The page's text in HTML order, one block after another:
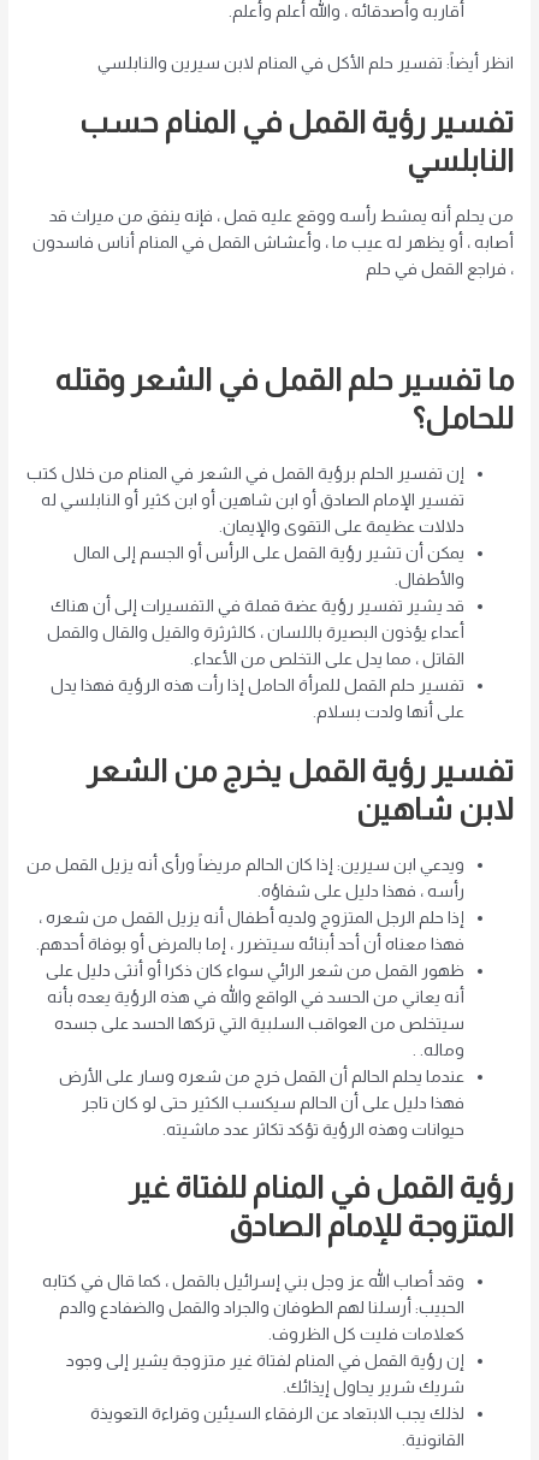
أقاربه وأصدقائه ، والله أعلم وأعلم.
انظر أيضاً: تفسير حلم الأكل في المنام لابن سيرين والنابلسي
تفسير رؤية القمل في المنام حسب
النابلسي
من يحلم أنه يمشط رأسه ووقع عليه قمل ، فإنه ينفق من ميراث قد
أصابه ، أو يظهر له عيب ما ، وأعشاش القمل في المنام أناس فاسدون
، فراجع القمل في حلم
ما تفسير حلم القمل في الشعر وقتله
للحامل؟
إن تفسير الحلم برؤية القمل في الشعر في المنام من خلال كتب
تفسير الإمام الصادق أو ابن شاهين أو ابن كثير أو النابلسي له
دلالات عظيمة على التقوى والإيمان.
يمكن أن تشير رؤية القمل على الرأس أو الجسم إلى المال
والأطفال.
قد يشير تفسير رؤية عضة قملة في التفسيرات إلى أن هناك
أعداء يؤذون البصيرة باللسان ، كالثرثرة والقيل والقال والقمل
القاتل ، مما يدل على التخلص من الأعداء.
تفسير حلم القمل للمرأة الحامل إذا رأت هذه الرؤية فهذا يدل
على أنها ولدت بسلام.
تفسير رؤية القمل يخرج من الشعر
لابن شاهين
ويدعي ابن سيرين: إذا كان الحالم مريضاً ورأى أنه يزيل القمل من
رأسه ، فهذا دليل على شفاؤه.
إذا حلم الرجل المتزوج ولديه أطفال أنه يزيل القمل من شعره ،
فهذا معناه أن أحد أبنائه سيتضرر ، إما بالمرض أو بوفاة أحدهم.
ظهور القمل من شعر الرائي سواء كان ذكرا أو أنثى دليل على
أنه يعاني من الحسد في الواقع والله في هذه الرؤية يعده بأنه
سيتخلص من العواقب السلبية التي تركها الحسد على جسده
وماله. .
عندما يحلم الحالم أن القمل خرج من شعره وسار على الأرض
فهذا دليل على أن الحالم سيكسب الكثير حتى لو كان تاجر
حيوانات وهذه الرؤية تؤكد تكاثر عدد ماشيته.
رؤية القمل في المنام للفتاة غير
المتزوجة للإمام الصادق
وقد أصاب الله عز وجل بني إسرائيل بالقمل ، كما قال في كتابه
الحبيب: أرسلنا لهم الطوفان والجراد والقمل والضفادع والدم
كعلامات فليت كل الظروف.
إن رؤية القمل في المنام لفتاة غير متزوجة يشير إلى وجود
شريك شرير يحاول إيذائك.
لذلك يجب الابتعاد عن الرفقاء السيئين وقراءة التعويذة
القانونية.